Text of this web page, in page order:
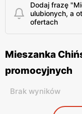
Dodaj frazę
ulubionych, a
ofertach
Mieszanka
promocyjnych
Brak wyników